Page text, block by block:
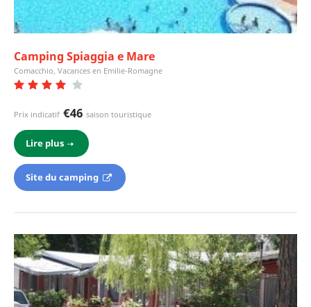
Camping Spiaggia e Mare
Comacchio, Vacances en Emilie-Romagne
Prix indicatif €46 saison touristique
Lire plus
Site du camping